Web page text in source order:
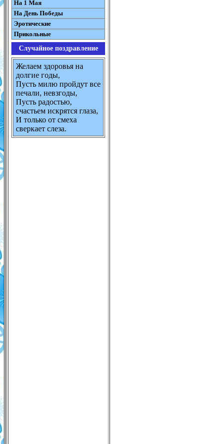
На 1 Мая
На День Победы
Эротические
Прикольные
Случайное поздравление
Желаем здоровья на
долгие годы,
Пусть милю пройдут все
печали, невзгоды,
Пусть радостью,
счастьем искрятся глаза,
И только от смеха
сверкает слеза.